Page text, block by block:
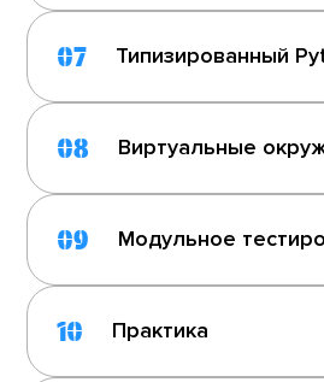
07 Типизированный
08 Виртуальные
09 Модульное
10 Практика